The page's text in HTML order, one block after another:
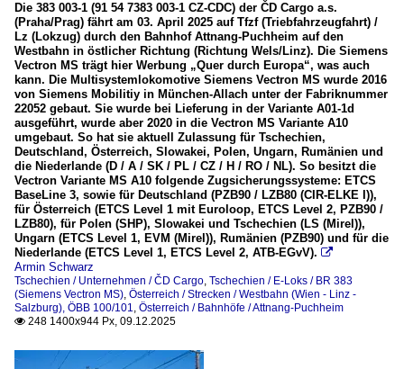
Triebzüge (Normalspur)
RABe 50_ / BR 4010 (sechsteilige Stadler KISS der
RABe 50_ / BR 4110 (vierteilige Stadler KISS, WESTbahn
Tschechien
E-Loks
BR 383 (Siemens Vectron MS)
Unternehmen
ČD Cargo
Die 383 003-1 (91 54 7383 003-1 CZ-CDC) der ČD Cargo a.s.
(Praha/Prag) fährt am 03. April 2025 auf Tfzf (Triebfahrzeugfahrt) /
Lz (Lokzug) durch den Bahnhof Attnang-Puchheim auf den
Westbahn in östlicher Richtung (Richtung Wels/Linz). Die Siemens
Vectron MS trägt hier Werbung „Quer durch Europa“, was auch
kann. Die Multisystemlokomotive Siemens Vectron MS wurde 2016
von Siemens Mobilitiy in München-Allach unter der Fabriknummer
22052 gebaut. Sie wurde bei Lieferung in der Variante A01-1d
ausgeführt, wurde aber 2020 in die Vectron MS Variante A10
umgebaut. So hat sie aktuell Zulassung für Tschechien,
Deutschland, Österreich, Slowakei, Polen, Ungarn, Rumänien und
die Niederlande (D / A / SK / PL / CZ / H / RO / NL). So besitzt die
Vectron Variante MS A10 folgende Zugsicherungssysteme: ETCS
BaseLine 3, sowie für Deutschland (PZB90 / LZB80 (CIR-ELKE I)),
für Österreich (ETCS Level 1 mit Euroloop, ETCS Level 2, PZB90 /
LZB80), für Polen (SHP), Slowakei und Tschechien (LS (Mirel)),
Ungarn (ETCS Level 1, EVM (Mirel)), Rumänien (PZB90) und für die
Niederlande (ETCS Level 1, ETCS Level 2, ATB-EGvV). 
Armin Schwarz
Tschechien / Unternehmen / ČD Cargo, Tschechien / E-Loks / BR 383
(Siemens Vectron MS), Österreich / Strecken / Westbahn (Wien - Linz -
Salzburg), ÖBB 100/101, Österreich / Bahnhöfe / Attnang-Puchheim
 248 1400x944 Px, 09.12.2025